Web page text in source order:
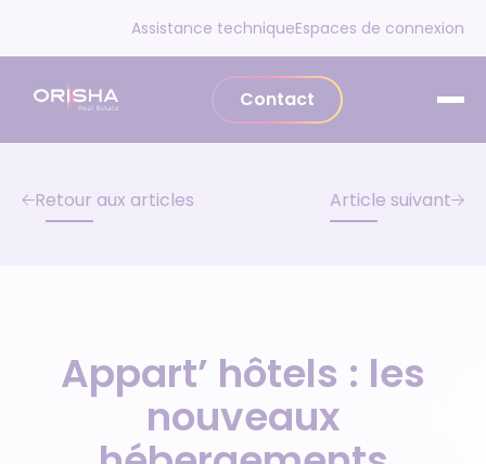
Assistance techniqueEspaces de connexion
Contact
Retour aux articles Article suivant
Appart’ hôtels : les
nouveaux